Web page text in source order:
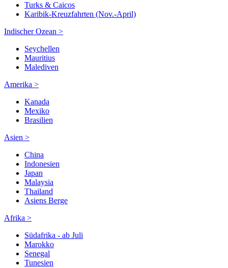
Turks & Caicos
Karibik-Kreuzfahrten (Nov.-April)
Indischer Ozean >
Seychellen
Mauritius
Malediven
Amerika >
Kanada
Mexiko
Brasilien
Asien >
China
Indonesien
Japan
Malaysia
Thailand
Asiens Berge
Afrika >
Südafrika - ab Juli
Marokko
Senegal
Tunesien